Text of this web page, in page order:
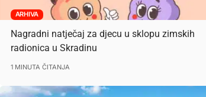
ARHIVA
Nagradni natječaj za djecu u sklopu zimskih
radionica u Skradinu
1 MINUTA ČITANJA